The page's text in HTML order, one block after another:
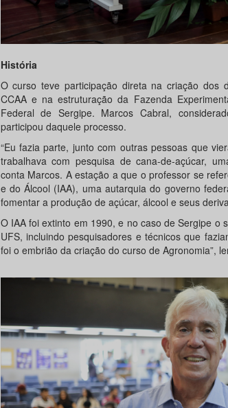
História
O curso teve participação direta na criação dos
CCAA e na estruturação da Fazenda
Federal de Sergipe. Marcos Cabral,
participou daquele processo.
“Eu fazia parte, junto com outras pessoas que
trabalhava com pesquisa de cana-de-açúcar,
conta Marcos. A estação a que o professor se
e do Álcool (IAA), uma autarquia do governo
fomentar a produção de açúcar, álcool e seus
O IAA foi extinto em 1990, e no caso de Sergipe o
UFS, incluindo pesquisadores e técnicos que
foi o embrião da criação do curso de Agronomia”,